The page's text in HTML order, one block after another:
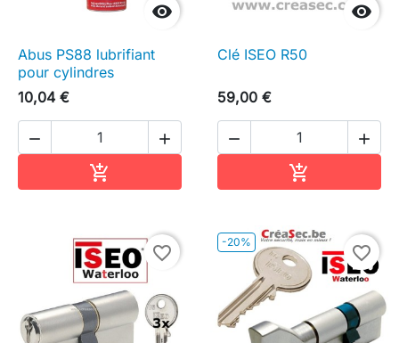

Abus PS88 lubrifiant
pour cylindres
10,04 €
 


Clé ISEO R50
59,00 €
 

favorite_border
-20%
favorite_border